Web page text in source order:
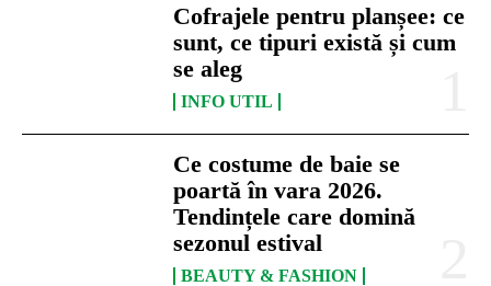
Cofrajele pentru planșee: ce
sunt, ce tipuri există și cum
se aleg
INFO UTIL
Ce costume de baie se
poartă în vara 2026.
Tendințele care domină
sezonul estival
BEAUTY & FASHION